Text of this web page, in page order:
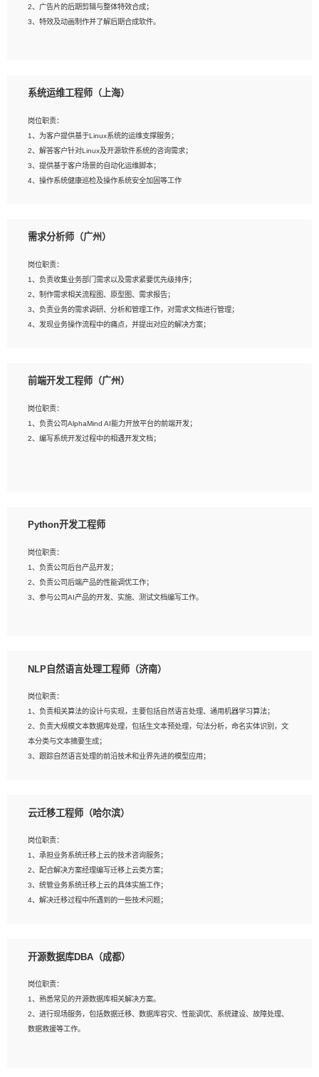
5、熟悉 3Ds Max 或者 Maya；
6、有良好的沟通能力和团队合作意识；
2、广告片的后期剪辑与整体特效合成；
3、特效及动画制作并了解后期合成软件。
2、熟练使用After Effect、Photo Shop、熟练掌握视频剪辑和特效包装软件；
4、在剪辑上会思考，有一定编导思维；
5、踏实， 勤奋，愿意在工作中不断学习，提高自我；
6、能与同事友好相处。
系统运维工程师（上海）
岗位职责：
1、为客户提供基于Linux系统的运维支撑服务；
2、解答客户针对Linux及开源软件系统的咨询需求；
3、提供基于客户场景的自动化运维脚本；
4、操作系统健康巡检及操作系统安全加固等工作
1、全日制本科计算机相关专业毕业，3年以上相关工作经验；
3、熟练使用脚本语言，shell/python任一种，熟练使用Ansible
4、熟悉linux常见服务、中间件的基本原理、部署以及故障处理，如：Mysql、
Apache、Nginx、Zabbix、Kafka等
5、熟悉主流虚拟化技术，如：VMware、KVM
6、具备网络方面的基础知识，熟悉常见的网络协议，如TCP/IP，转发原理，路由优
8、有良好的文档编写能力和沟通能力，有RHCE证书优先
需求分析师（广州）
岗位职责：
1、负责收集业务部门需求以及需求紧要优先级排序；
2、制作需求相关流程图、原型图、需求报告；
3、负责业务的需求调研、分析和管理工作，对需求文档进行管理；
4、发现业务操作流程中的痛点，并提出对应的解决方案；
岗位要求：
2、熟悉产品及需求规划工具，如:Axure、Xmind、MS Project等；
3、具备良好的交流协调能力，有较强的责任感、工作积极主动；
4、有较强的系统需求分析、文档编写能力、沟通能力；
前端开发工程师（广州）
岗位职责：
1、负责公司AlphaMind AI能力开放平台的前端开发；
2、编写系统开发过程中的相遇开发文档；
3、熟悉react/vue/angular任何一种前端框架，熟悉react优先；
5、善于沟通，具有团队意识；
Python开发工程师
岗位职责：
1、负责公司后台产品开发；
2、负责公司后端产品的性能调优工作；
3、参与公司AI产品的开发、实施、测试文档编写工作。
验的更佳；
3、熟悉数据库开发，熟悉Mysql、Oracle、MongoDb数据库应用开发其中一种；
4、熟悉Python Wed框架（Django/Flask...）代码能力优秀，熟悉编码规范和具备
良好的文档编写能力）；
5、沟通表达能力强，具备团队协作能力。
NLP自然语言处理工程师（济南）
岗位职责：
1、负责相关算法的设计与实现，主要包括自然语言处理、通用机器学习算法；
2、负责大规模文本数据库处理，包括生文本预处理，句法分析，命名实体识别，文
本分类与文本摘要生成；
3、跟踪自然语言处理的前沿技术和业界先进的模型应用；
岗位要求：
2、熟悉tensorflow，keras，pytorch等常规深度学习框架，快速根据客户需求实现
有效的模型；
3、熟悉掌握至少一种编程语言，如：Python，Java；
4、 熟悉NLP相关算法与实现；
5、至少有一次及以上问答系统的项目实践，熟悉问答系统全流程开发者优先；
云迁移工程师（哈尔滨）
岗位职责：
1、承担业务系统迁移上云的技术咨询服务；
2、配合解决方案经理编写迁移上云类方案；
3、统管业务系统迁移上云的具体实施工作；
4、解决迁移过程中所遇到的一些技术问题；
1、专科及以上学历，三年以上工作经验，计算机等相关专业；
3、熟悉常见操作系统、存储、网络、 IO 等相关原理；
4、具有迁移工具实操经验，具备P2V、V2V迁移能力；
5、熟练华为、VMware虚拟化、云计算及云存储技术；
6、熟悉主流数据库、应用服务器、中间件部署架构和运维方法；
开源数据库DBA（成都）
岗位职责：
1、熟悉常见的开源数据库相关解决方案。
2、进行现场服务，包括数据迁移、数据库容灾、性能调优、系统建设、故障处理、
数据救援等工作。